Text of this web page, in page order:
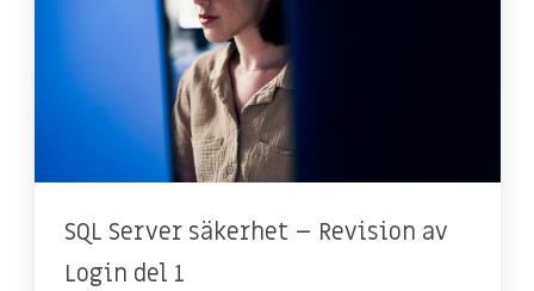
SQL Server säkerhet – Revision av
Login del 1